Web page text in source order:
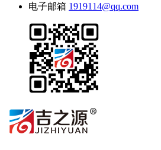
电子邮箱 1919114@qq.com